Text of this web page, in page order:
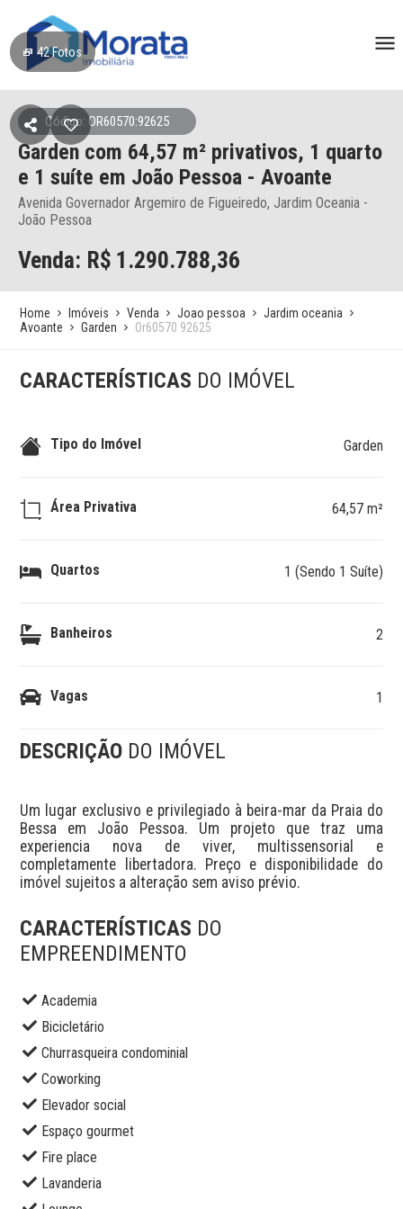
42Fotos
Código: OR60570:92625
Garden com 64,57 m² privativos, 1 quarto
e 1 suíte em João Pessoa - Avoante
Avenida Governador Argemiro de Figueiredo, Jardim Oceania -
João Pessoa
Venda: R$ 1.290.788,36
Home Imóveis Venda Joao pessoa
Jardim oceania
Avoante
Garden Or60570 92625
CARACTERÍSTICAS DO IMÓVEL
Tipo do Imóvel Garden
Área Privativa 64,57 m²
Quartos 1 (Sendo 1 Suíte)
Banheiros 2
Vagas 1
DESCRIÇÃO DO IMÓVEL
Um lugar exclusivo e privilegiado à beira-mar da Praia do
Bessa em João Pessoa. Um projeto que traz uma
experiencia nova de viver, multissensorial e
completamente libertadora. Preço e disponibilidade do
imóvel sujeitos a alteração sem aviso prévio.
CARACTERÍSTICAS DO
EMPREENDIMENTO
Academia
Bicicletário
Churrasqueira condominial
Coworking
Elevador social
Espaço gourmet
Fire place
Lavanderia